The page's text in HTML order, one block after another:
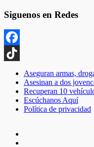
Siguenos en Redes
Facebook
TikTok
Aseguran armas,
Asesinan a dos
Recuperan 10
Escúchanos Aquí
Política de privacidad